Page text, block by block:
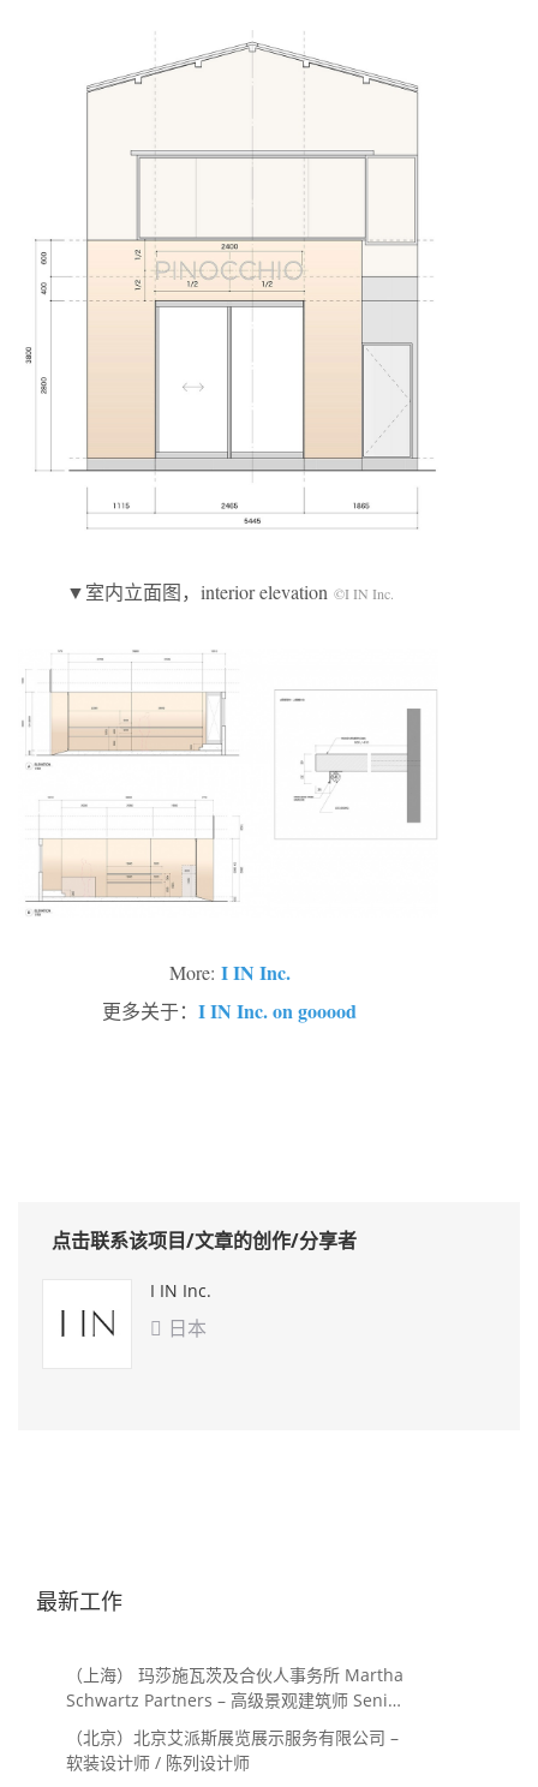
▼室内立面图，interior elevation ©I IN Inc.
More: I IN Inc.
更多关于： I IN Inc. on gooood
点击联系该项目/文章的创作/分享者
I IN Inc.
 日本
最新工作
（上海） 玛莎施瓦茨及合伙人事务所 Martha
Schwartz Partners – 高级景观建筑师 Senior
Landscape Designer / 景观建筑师
Landscape Designer
（北京）北京艾派斯展览展示服务有限公司 –
软装设计师 / 陈列设计师